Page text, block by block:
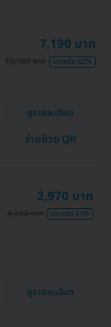
7,190 บาท
19,900 บาท ประหยัด 62%
ดูรายละเอียด
จ่ายด้วย QR
2,970 บาท
4,332 บาท ประหยัด 31%
ดูรายละเอียด